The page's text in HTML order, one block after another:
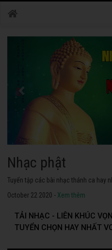
Nhạc phật
Tuyển tập các bài nhạc thánh ca hay
October 22 2020 - Xem thêm
TẢI NHẠC - LIÊN KHÚC
TUYỂN CHỌN HAY NHẤT